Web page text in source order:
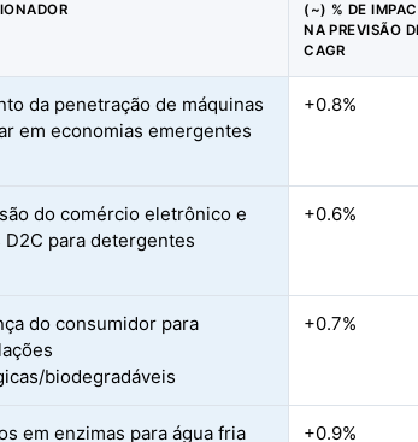
(~) % DE
NA PREVISÃO
CAGR
da penetração de máquinas
em economias emergentes
+0.8%
do comércio eletrônico e
D2C para detergentes
+0.6%
do consumidor para
biodegradáveis
+0.7%
em enzimas para água fria
+0.9%